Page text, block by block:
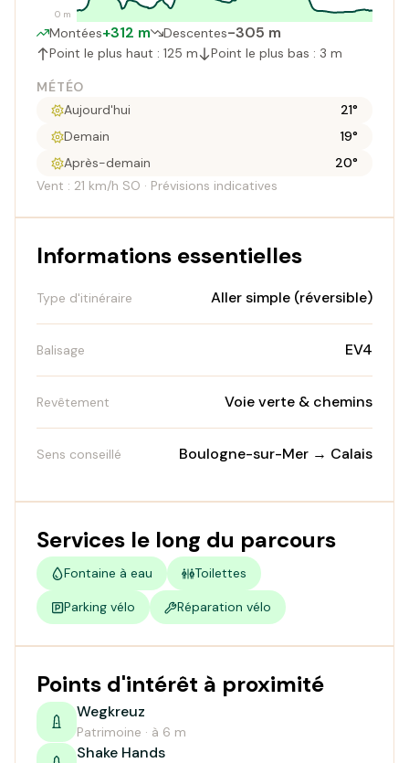
0 m
Montées+312 m Descentes-305 m
Point le plus haut : 125 m Point le plus bas : 3 m
MÉTÉO
Aujourd'hui
21°
Demain
19°
Après-demain
20°
Vent : 21 km/h SO · Prévisions indicatives
Informations essentielles
Type d'itinéraire Aller simple (réversible)
Balisage EV4
Revêtement Voie verte & chemins
Sens conseillé Boulogne-sur-Mer → Calais
Services le long du parcours
Fontaine à eau Toilettes
Parking vélo Réparation vélo
Points d'intérêt à proximité
Wegkreuz
Patrimoine · à 6 m
Shake Hands